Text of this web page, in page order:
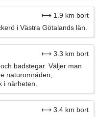
⟼ 1.9 km bort
i Västra Götalands län.
⟼ 3.3 km bort
badstegar. Väljer man
naturområden,
i närheten.
⟼ 3.4 km bort